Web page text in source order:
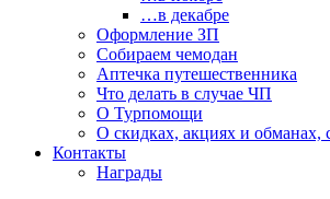
…в декабре
Оформление ЗП
Собираем чемодан
Аптечка путешественника
Что делать в случае ЧП
О Турпомощи
О скидках, акциях и обманах,
Контакты
Награды